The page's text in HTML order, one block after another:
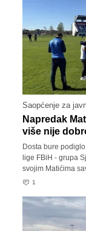
Saopćenje za
Napredak
više nije
Dosta bure
lige FBiH - grupa
svojim Matićima
1